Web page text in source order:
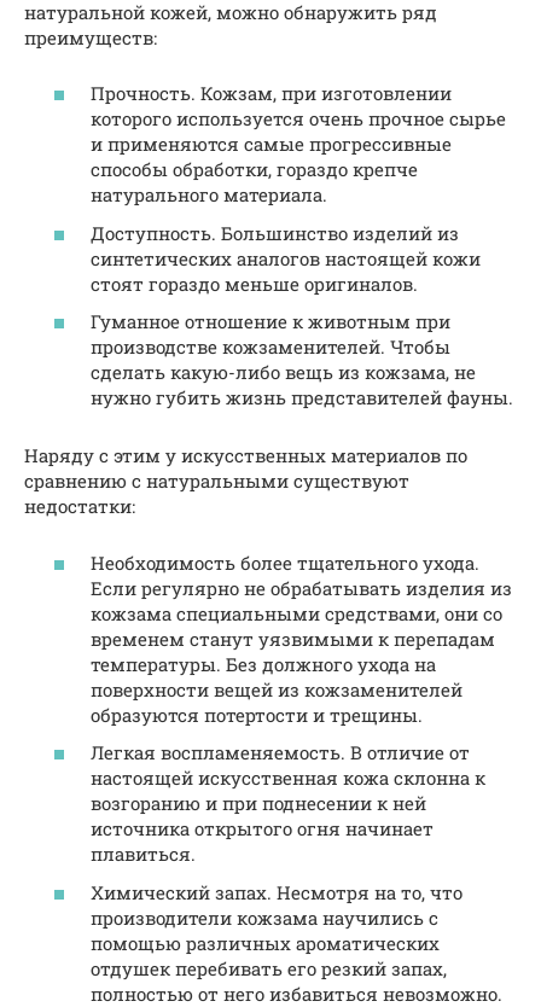
натуральной кожей, можно обнаружить ряд
преимуществ:
Прочность. Кожзам, при изготовлении
которого используется очень прочное сырье
и применяются самые прогрессивные
способы обработки, гораздо крепче
натурального материала.
Доступность. Большинство изделий из
синтетических аналогов настоящей кожи
стоят гораздо меньше оригиналов.
Гуманное отношение к животным при
производстве кожзаменителей. Чтобы
сделать какую-либо вещь из кожзама, не
нужно губить жизнь представителей фауны.
Наряду с этим у искусственных материалов по
сравнению с натуральными существуют
недостатки:
Необходимость более тщательного ухода.
Если регулярно не обрабатывать изделия из
кожзама специальными средствами, они со
временем станут уязвимыми к перепадам
температуры. Без должного ухода на
поверхности вещей из кожзаменителей
образуются потертости и трещины.
Легкая воспламеняемость. В отличие от
настоящей искусственная кожа склонна к
возгоранию и при поднесении к ней
источника открытого огня начинает
плавиться.
Химический запах. Несмотря на то, что
производители кожзама научились с
помощью различных ароматических
отдушек перебивать его резкий запах,
полностью от него избавиться невозможно.